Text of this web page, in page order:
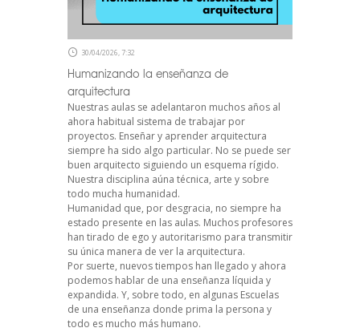
30/04/2026, 7:32
Humanizando la enseñanza de
arquitectura
Nuestras aulas se adelantaron muchos años al
ahora habitual sistema de trabajar por
proyectos. Enseñar y aprender arquitectura
siempre ha sido algo particular. No se puede ser
buen arquitecto siguiendo un esquema rígido.
Nuestra disciplina aúna técnica, arte y sobre
todo mucha humanidad.
Humanidad que, por desgracia, no siempre ha
estado presente en las aulas. Muchos profesores
han tirado de ego y autoritarismo para transmitir
su única manera de ver la arquitectura.
Por suerte, nuevos tiempos han llegado y ahora
podemos hablar de una enseñanza líquida y
expandida. Y, sobre todo, en algunas Escuelas
de una enseñanza donde prima la persona y
todo es mucho más humano.